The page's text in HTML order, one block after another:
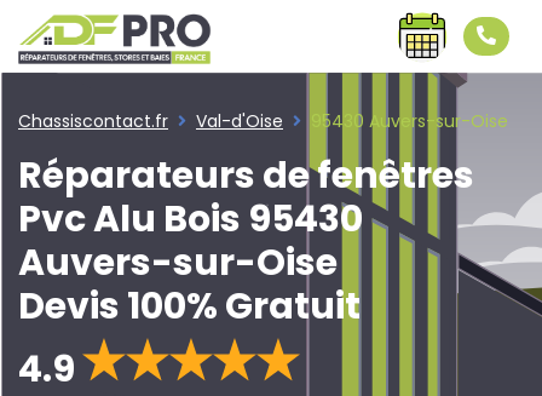
Chassiscontact.fr Val-d'Oise 95430 Auvers-sur-Oise
Réparateurs de fenêtres
Pvc Alu Bois 95430
Auvers-sur-Oise
Devis 100% Gratuit
4.9